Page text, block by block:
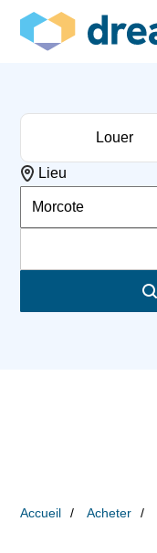
Louer
Lieu
Morcote
Accueil Acheter